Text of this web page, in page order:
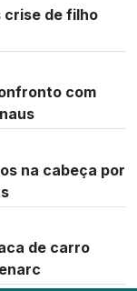
crise de filho
com
na cabeça por
de carro